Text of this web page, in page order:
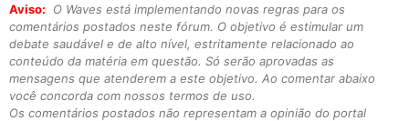
Aviso:
O Waves está implementando novas regras para os
comentários postados neste fórum. O objetivo é estimular um
debate saudável e de alto nível, estritamente relacionado ao
conteúdo da matéria em questão. Só serão aprovadas as
mensagens que atenderem a este objetivo. Ao comentar abaixo
você concorda com nossos termos de uso.
Os comentários postados não representam a opinião do portal